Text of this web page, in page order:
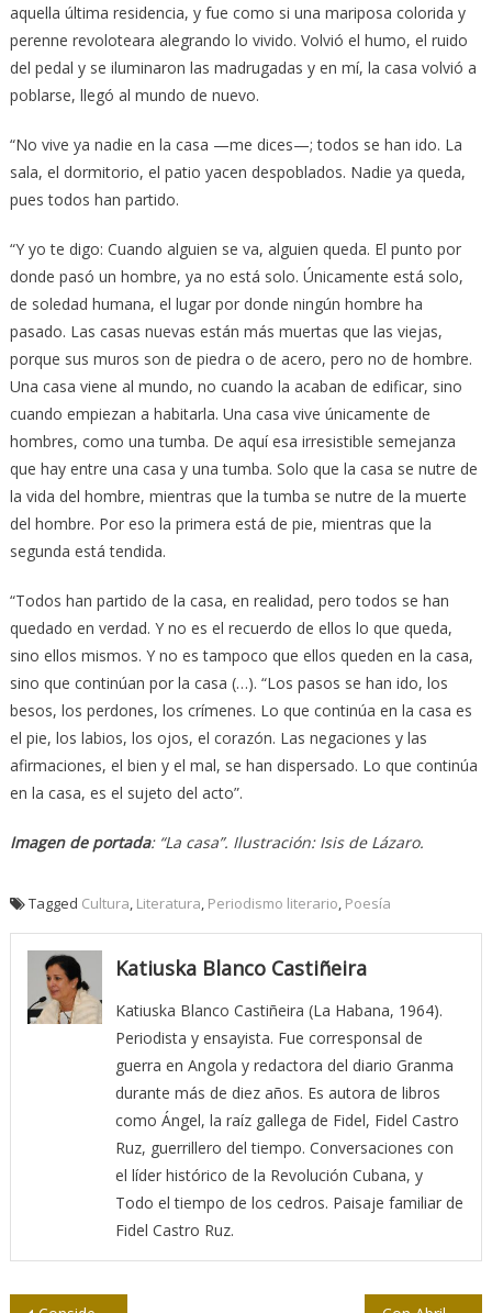
aquella última residencia, y fue como si una mariposa colorida y
perenne revoloteara alegrando lo vivido. Volvió el humo, el ruido
del pedal y se iluminaron las madrugadas y en mí, la casa volvió a
poblarse, llegó al mundo de nuevo.
“No vive ya nadie en la casa —me dices—; todos se han ido. La
sala, el dormitorio, el patio yacen despoblados. Nadie ya queda,
pues todos han partido.
“Y yo te digo: Cuando alguien se va, alguien queda. El punto por
donde pasó un hombre, ya no está solo. Únicamente está solo,
de soledad humana, el lugar por donde ningún hombre ha
pasado. Las casas nuevas están más muertas que las viejas,
porque sus muros son de piedra o de acero, pero no de hombre.
Una casa viene al mundo, no cuando la acaban de edificar, sino
cuando empiezan a habitarla. Una casa vive únicamente de
hombres, como una tumba. De aquí esa irresistible semejanza
que hay entre una casa y una tumba. Solo que la casa se nutre de
la vida del hombre, mientras que la tumba se nutre de la muerte
del hombre. Por eso la primera está de pie, mientras que la
segunda está tendida.
“Todos han partido de la casa, en realidad, pero todos se han
quedado en verdad. Y no es el recuerdo de ellos lo que queda,
sino ellos mismos. Y no es tampoco que ellos queden en la casa,
sino que continúan por la casa (…). “Los pasos se han ido, los
besos, los perdones, los crímenes. Lo que continúa en la casa es
el pie, los labios, los ojos, el corazón. Las negaciones y las
afirmaciones, el bien y el mal, se han dispersado. Lo que continúa
en la casa, es el sujeto del acto”.
Imagen de portada: “La casa”. Ilustración: Isis de Lázaro.
Tagged Cultura Literatura Periodismo literario Poesía
Katiuska Blanco Castiñeira
Katiuska Blanco Castiñeira (La Habana, 1964).
Periodista y ensayista. Fue corresponsal de
guerra en Angola y redactora del diario Granma
durante más de diez años. Es autora de libros
como Ángel, la raíz gallega de Fidel, Fidel Castro
Ruz, guerrillero del tiempo. Conversaciones con
el líder histórico de la Revolución Cubana, y
Todo el tiempo de los cedros. Paisaje familiar de
Fidel Castro Ruz.